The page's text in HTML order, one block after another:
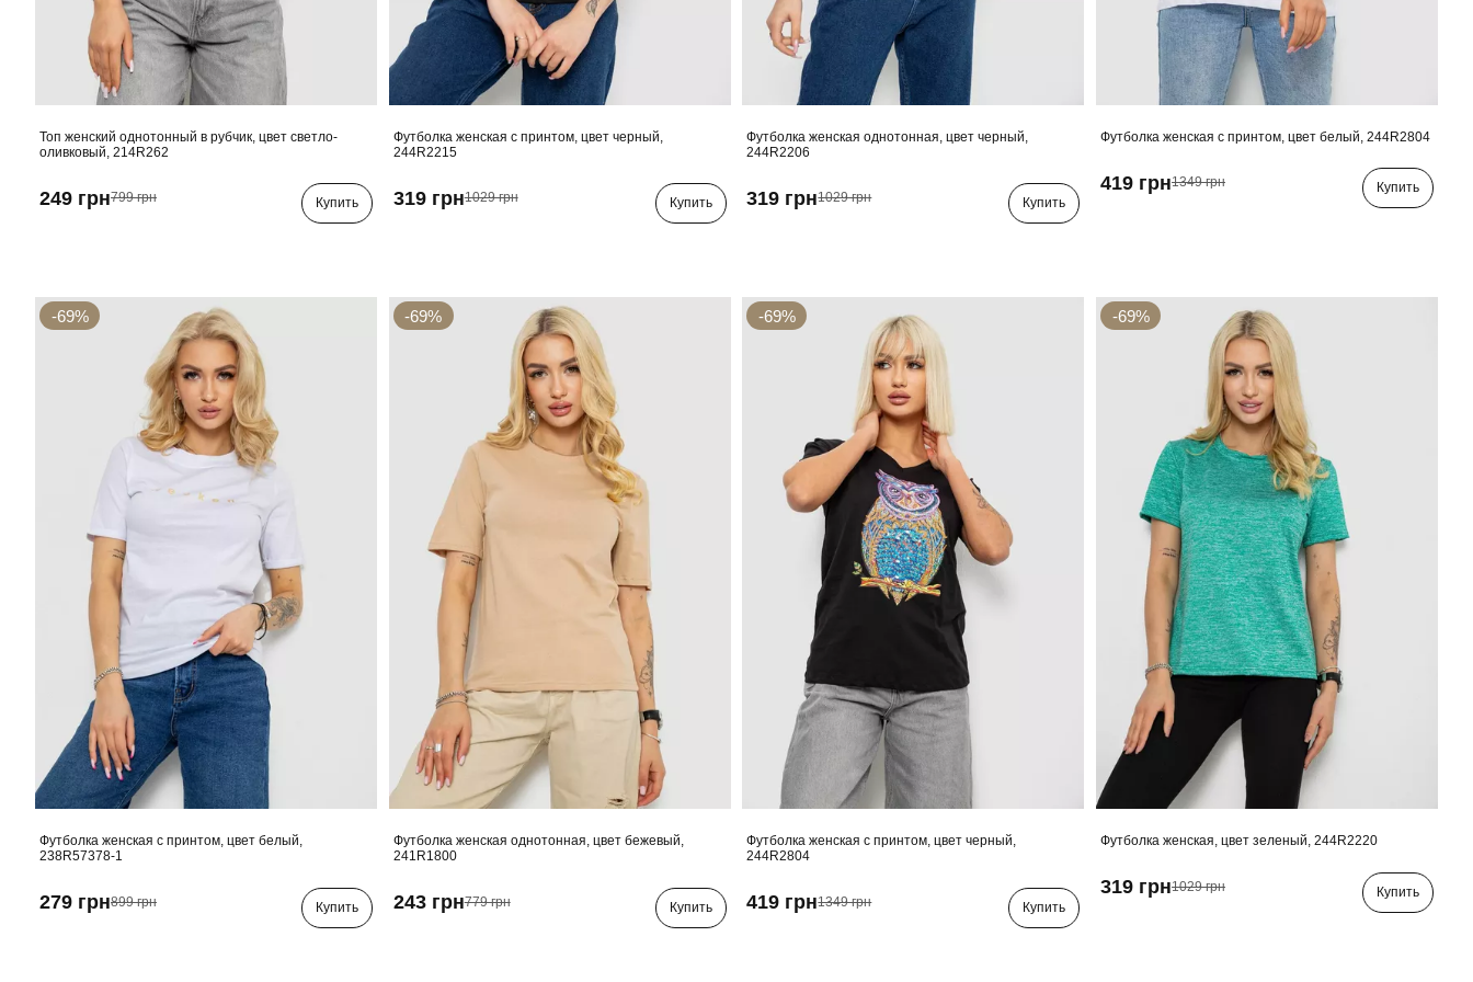
Топ женский однотонный в рубчик, цвет светло-
оливковый, 214R262
249 грн799 грн Купить
Футболка женская с принтом, цвет черный,
244R2215
319 грн1029 грн Купить
Футболка женская однотонная, цвет черный,
244R2206
319 грн1029 грн Купить
Футболка женская с принтом, цвет белый, 244R2804
419 грн1349 грн Купить
-69%
Футболка женская с принтом, цвет белый,
238R57378-1
279 грн899 грн Купить
-69%
Футболка женская однотонная, цвет бежевый,
241R1800
243 грн779 грн Купить
-69%
Футболка женская с принтом, цвет черный,
244R2804
419 грн1349 грн Купить
-69%
Футболка женская, цвет зеленый, 244R2220
319 грн1029 грн Купить